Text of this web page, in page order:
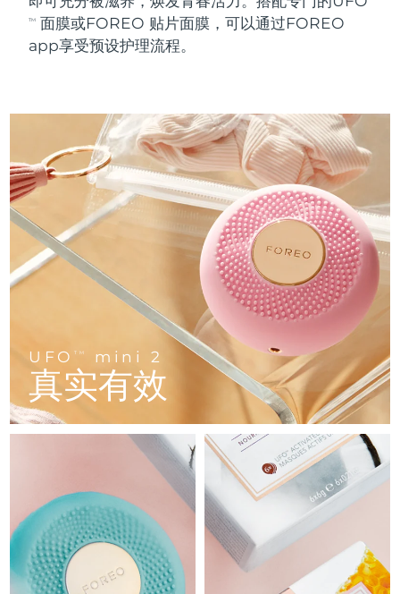
TM
面膜或FOREO 贴片面膜，可以通过FOREO
app享受预设护理流程。
UFO TM mini 2
真实有效
LUNA™ 4 mini
For young skin, T-zone
LUNA™ 4 go
For travel or gym bag
LUNA™ 护肤
Premium cleansers & balm
LUNA™ 设备
All facial cleansing devices
面部提拉护理
Premium anti-aging skincare
BEAR™ 设备
All premium facelift devices
Deep facial hydration
device
UFO™ 3 mini
Red light therapy device for young skin
UFO™ 3 go
Portable red light therapy
面膜
Rejuvenation & hydration
UFO™ 设备
All deep facial hydration devices
Hybrid silicone sonic toothbrush
Smart hybrid silicone sonic toothbrush
issa™ 4 smile
Hybrid silicone sonic toothbrush
issa™ 4 baby
For ages 0-3
issa™ Teeth Whitening Set
Dual LED + sonic device & 18% PAP gel
ISSA™ 设备
All silicone sonic toothbrushes
FAQ™ 抗老护理
FAQ™ 101
Clinical anti-aging
FAQ™ 102
Advanced clinical anti-aging
FAQ™ 103
Luxurious clinical anti-aging set
FAQ™ P1 Primer
Manuka honey primer
FAQ™护肤品
All FAQ™ skincare
LED治疗
FAQ™ 201
LED mask
FAQ™ 202
LED mask
FAQ™ 211
Anti-aging neck & décolleté LED mask
FAQ™ 221
Anti-aging LED hand mask
FAQ™护肤品
All FAQ™ skincare
生发
FAQ™ 301
LED hair strengthening scalp massager
FAQ™ Scalp Serum
Scalp recovery probiotic serum
FAQ™护肤品
All FAQ™ skincare
FAQ™产品
All hair treatments
肌肤年轻化
NEW
FAQ™ 501
Full-Spectrum Red Light Therapy
FAQ™ 502
Full-Spectrum Red Light Therapy
FAQ™ Red Light Serum
FAQ™ skincare
All FAQ™ skincare
NEW
专业治疗
脱毛
PEACH™ 2 Pro Max
Professional IPL hair removal device
身体护理
BEAR™ 2 body
Microcurrent body toning
保加利亚 预计送达日期8/8/26
智利 预计送达日期8/12/26
中国 预计送达日期8/8/26
哥伦比亚 预计送达日期8/12/26
克罗地亚 预计送达日期8/8/26
塞浦路斯 预计送达日期8/9/26
预计送达日期 8/8/26
丹麦 预计送达日期 8/8/26
爱沙尼亚 预计送达日期8/8/26
预计送达日期8/8/26
预计送达日期8/8/26
法属波利尼西亚 预计送达日期
德国 预计送达日期 8/8/26